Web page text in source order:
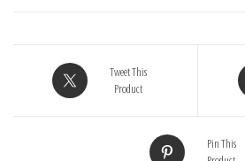
Tweet This
Product
Pin This